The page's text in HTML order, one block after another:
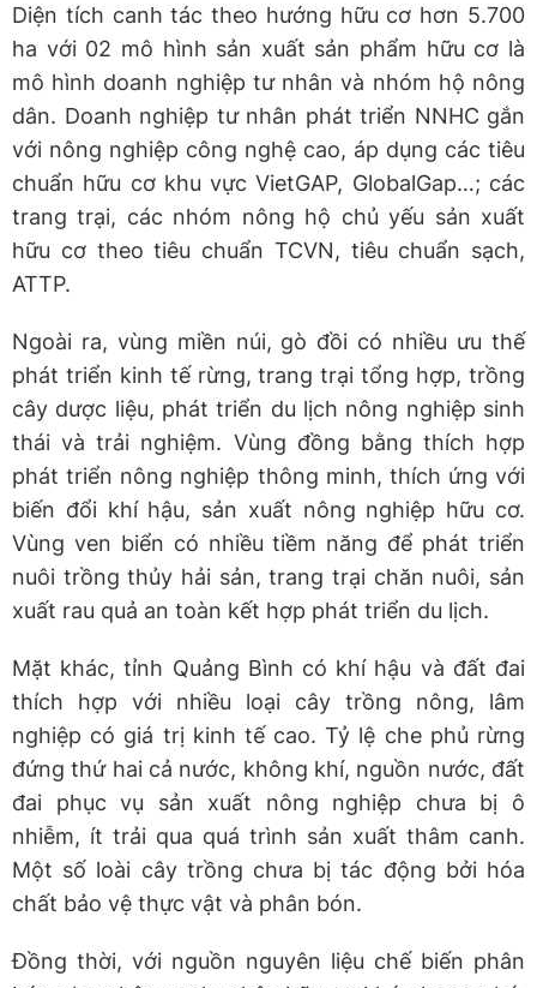
Diện tích canh tác theo hướng hữu cơ hơn 5.700
ha với 02 mô hình sản xuất sản phẩm hữu cơ là
mô hình doanh nghiệp tư nhân và nhóm hộ nông
dân. Doanh nghiệp tư nhân phát triển NNHC gắn
với nông nghiệp công nghệ cao, áp dụng các tiêu
chuẩn hữu cơ khu vực VietGAP, GlobalGap…; các
trang trại, các nhóm nông hộ chủ yếu sản xuất
hữu cơ theo tiêu chuẩn TCVN, tiêu chuẩn sạch,
ATTP.
Ngoài ra, vùng miền núi, gò đồi có nhiều ưu thế
phát triển kinh tế rừng, trang trại tổng hợp, trồng
cây dược liệu, phát triển du lịch nông nghiệp sinh
thái và trải nghiệm. Vùng đồng bằng thích hợp
phát triển nông nghiệp thông minh, thích ứng với
biến đổi khí hậu, sản xuất nông nghiệp hữu cơ.
Vùng ven biển có nhiều tiềm năng để phát triển
nuôi trồng thủy hải sản, trang trại chăn nuôi, sản
xuất rau quả an toàn kết hợp phát triển du lịch.
Mặt khác, tỉnh Quảng Bình có khí hậu và đất đai
thích hợp với nhiều loại cây trồng nông, lâm
nghiệp có giá trị kinh tế cao. Tỷ lệ che phủ rừng
đứng thứ hai cả nước, không khí, nguồn nước, đất
đai phục vụ sản xuất nông nghiệp chưa bị ô
nhiễm, ít trải qua quá trình sản xuất thâm canh.
Một số loài cây trồng chưa bị tác động bởi hóa
chất bảo vệ thực vật và phân bón.
Đồng thời, với nguồn nguyên liệu chế biến phân